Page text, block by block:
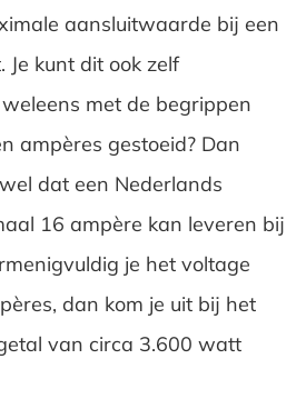
aansluitwaarde bij een
kunt dit ook zelf
met de begrippen
ampères gestoeid? Dan
dat een Nederlands
16 ampère kan leveren bij
je het voltage
dan kom je uit bij het
van circa 3.600 watt